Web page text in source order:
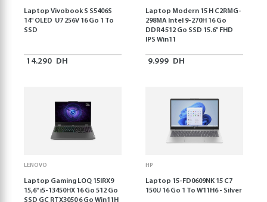
Laptop Vivobook S S5406S
14" OLED U7 256V 16 Go 1 To
SSD
14.290 DH
Laptop Modern 15 H C2RMG-
298MA Intel 9-270H 16 Go
DDR4 512 Go SSD 15.6" FHD
IPS Win11
9.999 DH
LENOVO
Laptop Gaming LOQ 15IRX9
15,6'' i5-13450HX 16 Go 512 Go
SSD GC RTX3050 6 Go Win11H
HP
Laptop 15-FD0609NK 15 C7
150U 16 Go 1 To W11H6 - Silver